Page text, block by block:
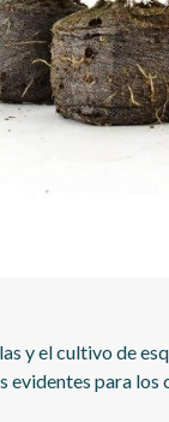
y el cultivo de
evidentes para